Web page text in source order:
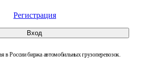
Регистрация
Вход
России биржа автомобильных грузоперевозок.